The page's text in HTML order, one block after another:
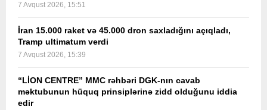
7 Avqust 2026, 15:51
İran 15.000 raket və 45.000 dron saxladığını açıqladı,
Tramp ultimatum verdi
7 Avqust 2026, 15:39
“LİON CENTRE” MMC rəhbəri DGK-nın cavab
məktubunun hüquq prinsiplərinə zidd olduğunu iddia
edir